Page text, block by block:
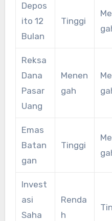
Depos
ito 12
Bulan
Tinggi
Reksa
Dana
Pasar
Uang
Menen
gah
Emas
Batan
gan
Tinggi
Invest
asi
Saha
Renda
h